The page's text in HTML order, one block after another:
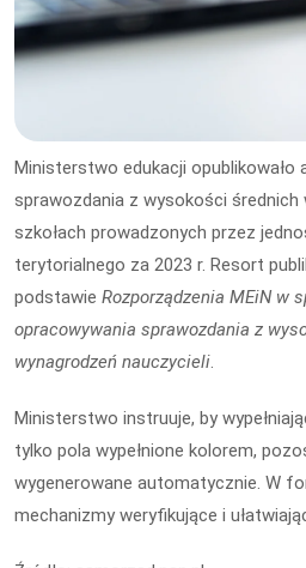
Ministerstwo edukacji
sprawozdania z wysokości średnich
szkołach prowadzonych przez
terytorialnego za 2023 r. Resort
podstawie Rozporządzenia MEiN w
opracowywania sprawozdania z
wynagrodzeń nauczycieli.
Ministerstwo instruuje, by
tylko pola wypełnione kolorem,
wygenerowane automatycznie. W
mechanizmy weryfikujące i